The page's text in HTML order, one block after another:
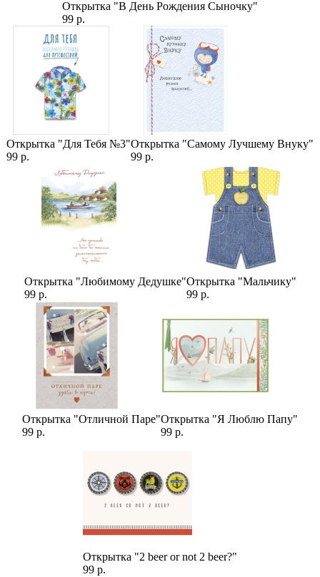
Розы,Кустовые Розы (Спрей), Розы Микс
Количество роз
Букеты с Пионовидной Розой
Пионовидные Розы
Розы 50 см
Открытка "В День Рождения Сыночку"
99 р.
Открытка "Для Тебя №3"
99 р.
Открытка "Самому Лучшему Внуку"
99 р.
Открытка "Любимому Дедушке"
99 р.
Открытка "Мальчику"
99 р.
Открытка "Отличной Паре"
99 р.
Открытка "Я Люблю Папу"
99 р.
Открытка "2 beer or not 2 beer?"
99 р.